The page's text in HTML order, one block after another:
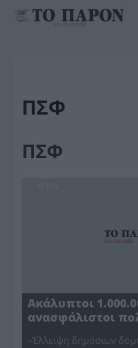
ΠΣΦ
ΠΣΦ
Ακάλυπτοι
ανασφάλιστοι
–Έλλειψη δημόσιων